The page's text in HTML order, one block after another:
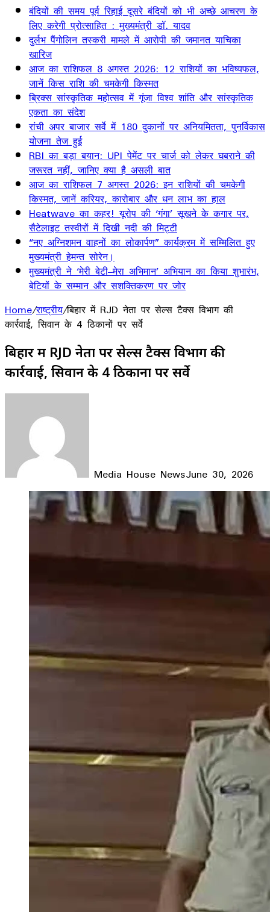
बंदियों की समय पूर्व रिहाई दूसरे बंदियों को भी अच्छे आचरण के
लिए करेगी प्रोत्साहित : मुख्यमंत्री डॉ. यादव
दुर्लभ पैंगोलिन तस्करी मामले में आरोपी की जमानत याचिका
खारिज
आज का राशिफल 8 अगस्त 2026: 12 राशियों का भविष्यफल,
जानें किस राशि की चमकेगी किस्मत
ब्रिक्स सांस्कृतिक महोत्सव में गूंजा विश्व शांति और सांस्कृतिक
एकता का संदेश
रांची अपर बाजार सर्वे में 180 दुकानों पर अनियमितता, पुनर्विकास
योजना तेज हुई
RBI का बड़ा बयान: UPI पेमेंट पर चार्ज को लेकर घबराने की
जरूरत नहीं, जानिए क्या है असली बात
आज का राशिफल 7 अगस्त 2026: इन राशियों की चमकेगी
किस्मत, जानें करियर, कारोबार और धन लाभ का हाल
Heatwave का कहर! यूरोप की ‘गंगा’ सूखने के कगार पर,
सैटेलाइट तस्वीरों में दिखी नदी की मिट्टी
“नए अग्निशमन वाहनों का लोकार्पण” कार्यक्रम में सम्मिलित हुए
मुख्यमंत्री हेमन्त सोरेन।
मुख्यमंत्री ने ‘मेरी बेटी–मेरा अभिमान’ अभियान का किया शुभारंभ,
बेटियों के सम्मान और सशक्तिकरण पर जोर
Home/राष्ट्रीय/बिहार में RJD नेता पर सेल्स टैक्स विभाग की
कार्रवाई, सिवान के 4 ठिकानों पर सर्वे
बिहार में RJD नेता पर सेल्स टैक्स विभाग की
कार्रवाई, सिवान के 4 ठिकानों पर सर्वे
Media House NewsJune 30, 2026
Facebook
LinkedIn
WhatsApp
Telegram